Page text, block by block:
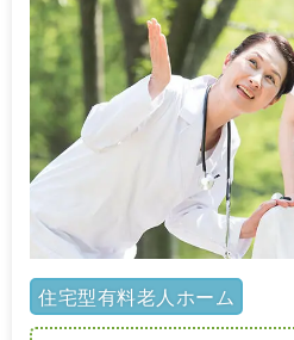
住宅型有料老人ホーム